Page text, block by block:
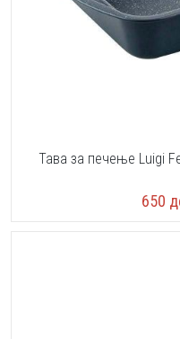
Тава за печење Luigi
650